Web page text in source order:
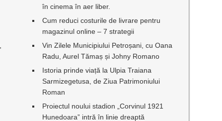
în cinema în aer liber.
Cum reduci costurile de livrare pentru
magazinul online – 7 strategii
Vin Zilele Municipiului Petroșani, cu Oana
Radu, Aurel Tămaș și Johny Romano
Istoria prinde viață la Ulpia Traiana
Sarmizegetusa, de Ziua Patrimoniului
Roman
Proiectul noului stadion „Corvinul 1921
Hunedoara” intră în linie dreaptă